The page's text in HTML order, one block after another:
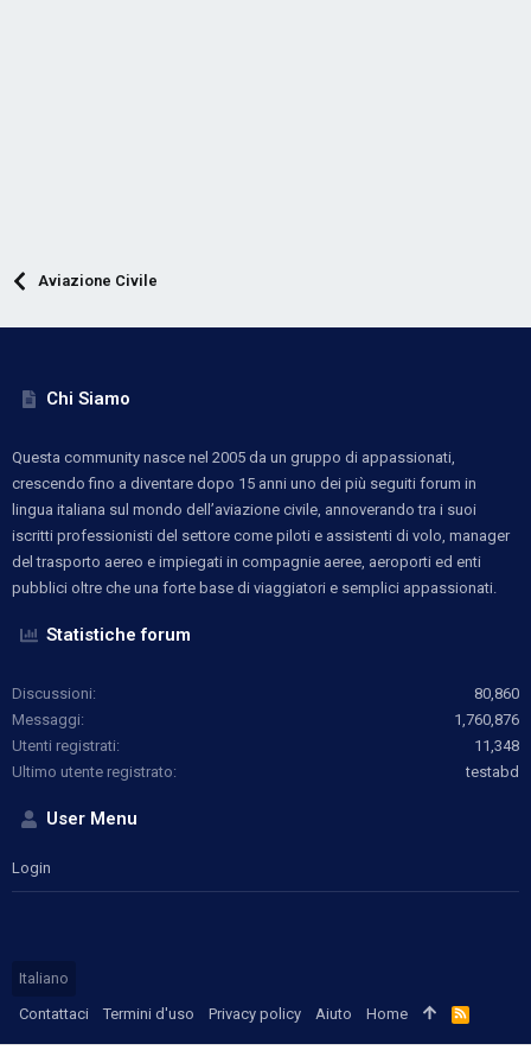
Aviazione Civile
Chi Siamo
Questa community nasce nel 2005 da un gruppo di appassionati,
crescendo fino a diventare dopo 15 anni uno dei più seguiti forum in
lingua italiana sul mondo dell’aviazione civile, annoverando tra i suoi
iscritti professionisti del settore come piloti e assistenti di volo, manager
del trasporto aereo e impiegati in compagnie aeree, aeroporti ed enti
pubblici oltre che una forte base di viaggiatori e semplici appassionati.
Statistiche forum
Discussioni
80,860
Messaggi
1,760,876
Utenti registrati
11,348
Ultimo utente registrato
testabd
User Menu
Login
Italiano
Contattaci
Termini d'uso Privacy policy Aiuto Home
R
S
S